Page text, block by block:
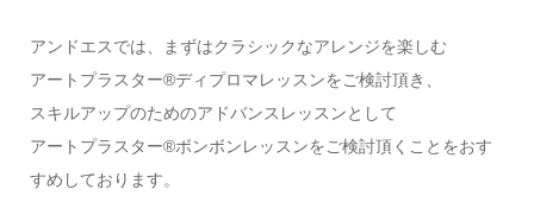
アンドエスでは、まずはクラシックなアレンジを楽しむ
アートプラスター®ディプロマレッスンをご検討頂き、
スキルアップのためのアドバンスレッスンとして
アートプラスター®ボンボンレッスンをご検討頂くことをおす
すめしております。